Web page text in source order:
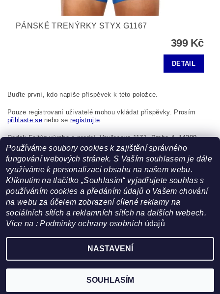
PÁNSKÉ TRENÝRKY STYX G1167
399 Kč
DETAIL
Buďte první, kdo napíše příspěvek k této položce.
Pouze registrovaní uživatelé mohou vkládat příspěvky. Prosím
přihlaste senebo se registrujte.
Radek Foltýn výroba a prodej, Vavřenova 1171, Praha 4, 14200,
Česká republika, foltynradek@seznam.cz
Facebook | Heureka.cz
2026 ©FoltynTextil.cz, všechna práva vyhrazenaUpravit nastavení cookies
Vytvořil Shoptet
Používáme soubory cookies k zajištění správného
fungování webových stránek. S Vaším souhlasem je dále
využíváme k personalizaci obsahu na našem webu.
Kliknutím na tlačítko „Souhlasím“ vyjadřujete souhlas s
používáním cookies a předáním údajů o Vašem chování
na webu za účelem zobrazení cílené reklamy na
sociálních sítích a reklamních sítích na dalších webech.
Více na :Podmínky ochrany osobních údajů
NASTAVENÍ
SOUHLASÍM